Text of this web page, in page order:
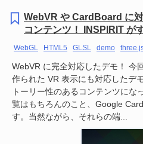
WebVR や CardBoard に
コンテンツ！ INSPIRIT が
WebGL HTML5 GLSL demo
WebVR に完全対応したデモ！ 今
作られた VR 表示にも対応したデ
トーリー性のあるコンテンツにな
覧はもちろんのこと、Google
す。当然ながら、それらの端...